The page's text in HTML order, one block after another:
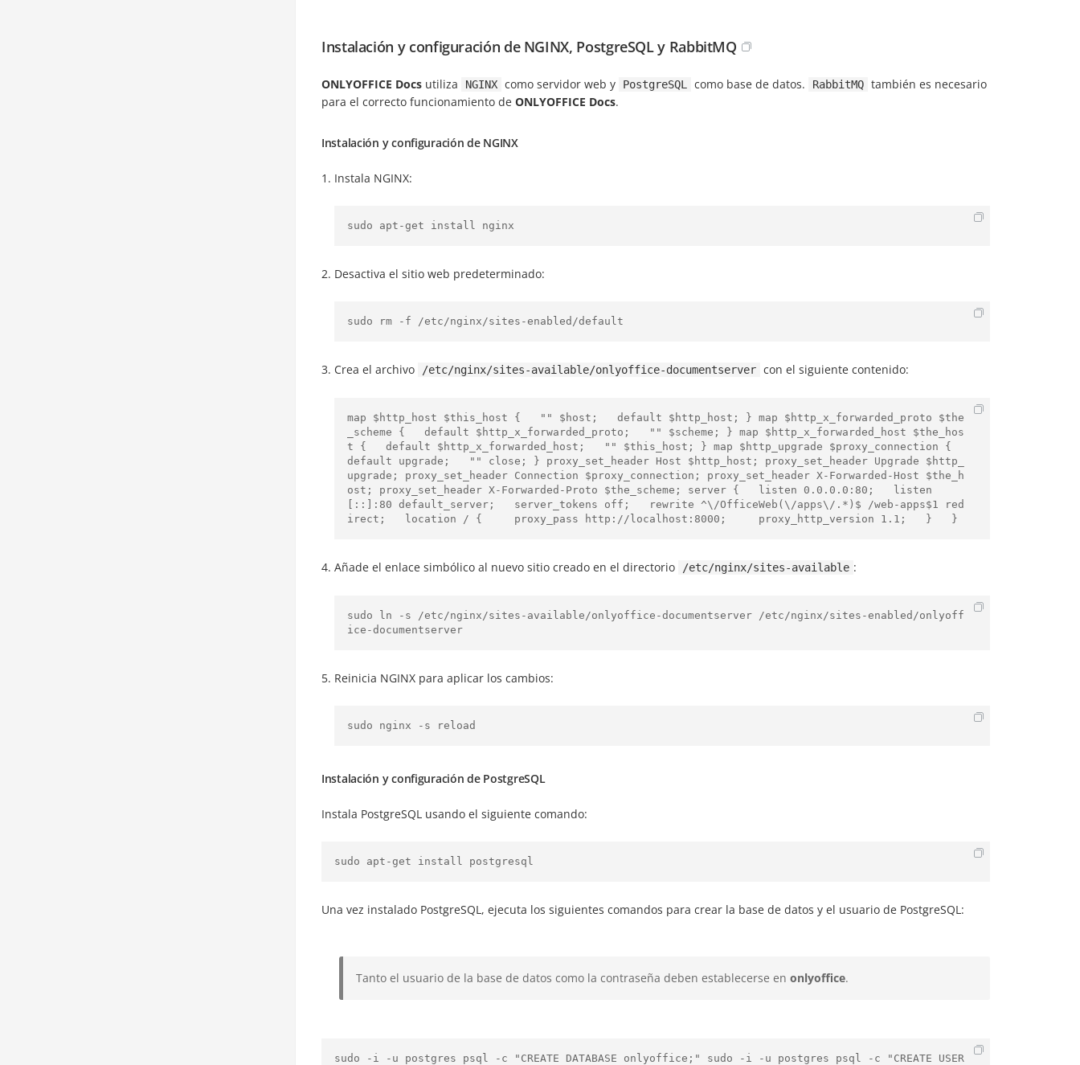
Instalación y configuración de NGINX, PostgreSQL y RabbitMQ
ONLYOFFICE Docs utiliza NGINX como servidor web y PostgreSQL como base de datos. RabbitMQ también es necesario
para el correcto funcionamiento de ONLYOFFICE Docs.
Instalación y configuración de NGINX
Instala NGINX:
sudo apt-get install nginx
Desactiva el sitio web predeterminado:
sudo rm -f /etc/nginx/sites-enabled/default
Crea el archivo /etc/nginx/sites-available/onlyoffice-documentserver con el siguiente contenido:
map $http_host $this_host {   "" $host;   default $http_host; } map $http_x_forwarded_proto $the
_scheme {   default $http_x_forwarded_proto;   "" $scheme; } map $http_x_forwarded_host $the_hos
t {   default $http_x_forwarded_host;   "" $this_host; } map $http_upgrade $proxy_connection {
default upgrade;   "" close; } proxy_set_header Host $http_host; proxy_set_header Upgrade $http_
upgrade; proxy_set_header Connection $proxy_connection; proxy_set_header X-Forwarded-Host $the_h
ost; proxy_set_header X-Forwarded-Proto $the_scheme; server {   listen 0.0.0.0:80;   listen
[::]:80 default_server;   server_tokens off;   rewrite ^\/OfficeWeb(\/apps\/.*)$ /web-apps$1 red
irect;   location / {     proxy_pass http://localhost:8000;     proxy_http_version 1.1;   }   }
Añade el enlace simbólico al nuevo sitio creado en el directorio /etc/nginx/sites-available :
sudo ln -s /etc/nginx/sites-available/onlyoffice-documentserver /etc/nginx/sites-enabled/onlyoff
ice-documentserver
Reinicia NGINX para aplicar los cambios:
sudo nginx -s reload
Instalación y configuración de PostgreSQL
Instala PostgreSQL usando el siguiente comando:
sudo apt-get install postgresql
Una vez instalado PostgreSQL, ejecuta los siguientes comandos para crear la base de datos y el usuario de PostgreSQL:
Tanto el usuario de la base de datos como la contraseña deben establecerse en onlyoffice.
sudo -i -u postgres psql -c "CREATE DATABASE onlyoffice;" sudo -i -u postgres psql -c "CREATE USER